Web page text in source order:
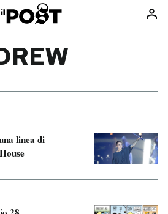
Consumismi
linea di